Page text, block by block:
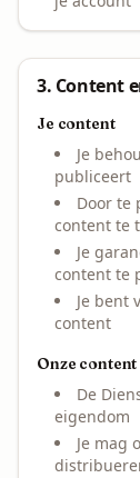
3. Content
Je content
Je
publiceert
Door te
content te
Je
content te
Je bent
content
Onze content
De
eigendom
Je mag